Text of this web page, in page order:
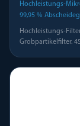
Hochleistungs-
99,95 %
Hochleistungs-
Grobpartikelfilter.